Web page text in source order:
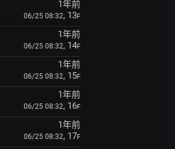
1年前
06/25 08:32, 13F
1年前
06/25 08:32, 14F
1年前
06/25 08:32, 15F
1年前
06/25 08:32, 16F
1年前
06/25 08:32, 17F